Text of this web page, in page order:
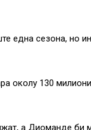
една сезона, но
околу 130
а Диоманде би